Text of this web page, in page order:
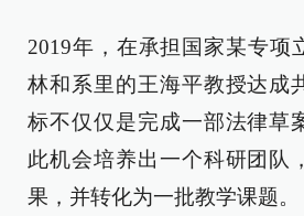
2019年，在承担国家某专项
林和系里的王海平教授达成
标不仅仅是完成一部法律草
此机会培养出一个科研团队
果，并转化为一批教学课题。